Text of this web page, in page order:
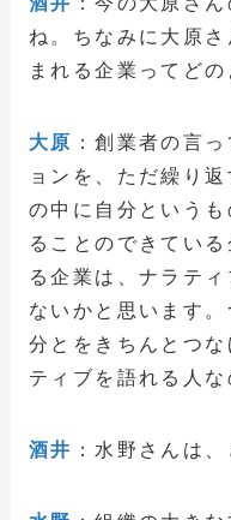
ね。ちなみに大原
まれる企業ってど
大原 ：創業者の言
ョンを、ただ繰り
の中に自分という
ることのできてい
る企業は、ナラテ
ないかと思います
分とをきちんとつ
ティブを語れる人な
酒井 ：水野さんは